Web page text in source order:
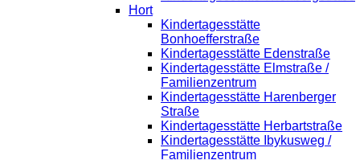
Hort
Kindertagesstätte
Bonhoefferstraße
Kindertagesstätte Edenstraße
Kindertagesstätte Elmstraße /
Familienzentrum
Kindertagesstätte Harenberger
Straße
Kindertagesstätte Herbartstraße
Kindertagesstätte Ibykusweg /
Familienzentrum